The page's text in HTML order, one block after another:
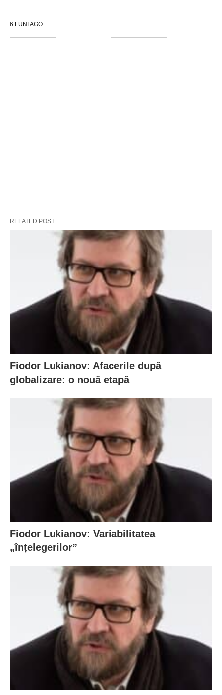
6 LUNI AGO
RELATED POST
Fiodor Lukianov: Afacerile după
globalizare: o nouă etapă
Fiodor Lukianov: Variabilitatea
„înțelegerilor”